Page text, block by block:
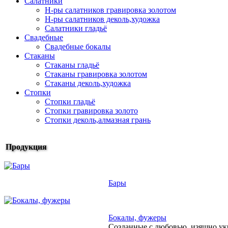
Н-ры салатников гравировка золотом
Н-ры салатников деколь,художка
Салатники гладьё
Свадебные
Свадебные бокалы
Стаканы
Стаканы гладьё
Стаканы гравировка золотом
Стаканы деколь,художка
Стопки
Стопки гладьё
Стопки гравировка золото
Стопки деколь,алмазная грань
Продукция
Бары
Бокалы, фужеры